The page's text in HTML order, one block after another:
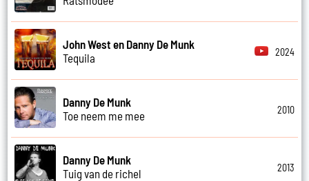
John West en Danny De Munk
Tequila
2024
Danny De Munk
Toe neem me mee
2010
Danny De Munk
Tuig van de richel
2013